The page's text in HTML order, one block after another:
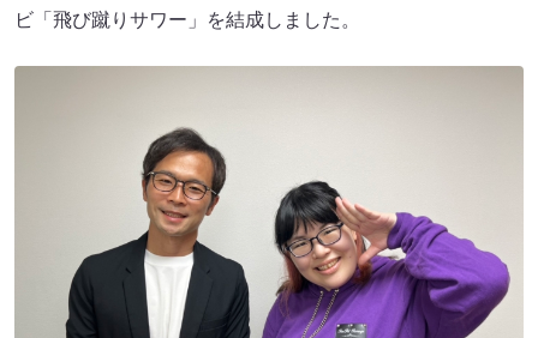
ビ「飛び蹴りサワー」を結成しました。